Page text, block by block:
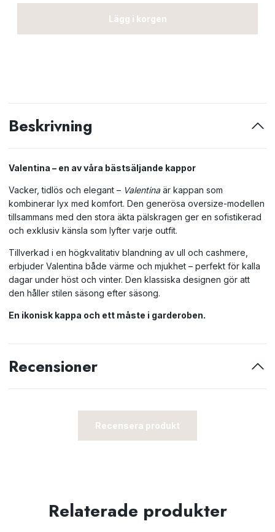
Lägg i korgen
Beskrivning
Valentina – en av våra bästsäljande kappor
Vacker, tidlös och elegant – Valentina är kappan som
kombinerar lyx med komfort. Den generösa oversize-modellen
tillsammans med den stora äkta pälskragen ger en sofistikerad
och exklusiv känsla som lyfter varje outfit.
Tillverkad i en högkvalitativ blandning av ull och cashmere,
erbjuder Valentina både värme och mjukhet – perfekt för kalla
dagar under höst och vinter. Den klassiska designen gör att
den håller stilen säsong efter säsong.
En ikonisk kappa och ett måste i garderoben.
Recensioner
Recensera produkt
Relaterade produkter